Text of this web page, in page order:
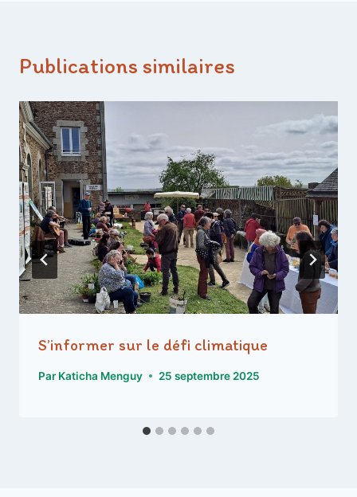
Publications similaires
S’informer sur le défi climatique
Par Katicha Menguy 25 septembre 2025